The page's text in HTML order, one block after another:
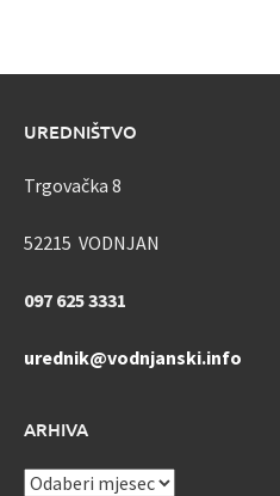
UREDNIŠTVO
Trgovačka 8
52215 VODNJAN
097 625 3331
urednik@vodnjanski.info
ARHIVA
ARHIVA